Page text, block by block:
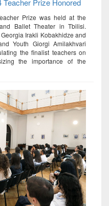
Teacher Prize Honored
Prize was held at the
Ballet Theater in Tbilisi.
Irakli Kobakhidze and
Youth Giorgi Amilakhvari
the finalist teachers on
the importance of the